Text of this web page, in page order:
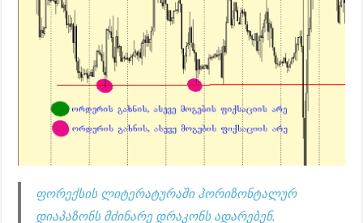
ფორექსის ლიტერატურაში ჰორიზონტალურ
დიაპაზონს მძინარე დრაკონს ადარებენ,